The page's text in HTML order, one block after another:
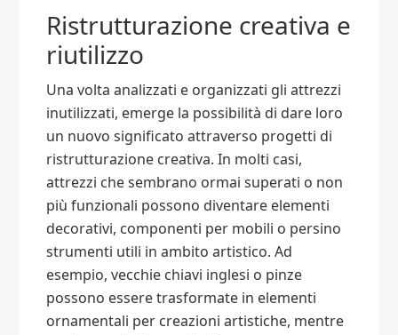
Ristrutturazione creativa e
riutilizzo
Una volta analizzati e organizzati gli attrezzi
inutilizzati, emerge la possibilità di dare loro
un nuovo significato attraverso progetti di
ristrutturazione creativa. In molti casi,
attrezzi che sembrano ormai superati o non
più funzionali possono diventare elementi
decorativi, componenti per mobili o persino
strumenti utili in ambito artistico. Ad
esempio, vecchie chiavi inglesi o pinze
possono essere trasformate in elementi
ornamentali per creazioni artistiche, mentre